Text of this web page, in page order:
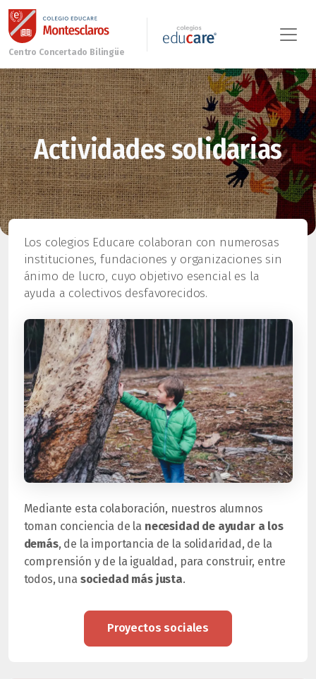
Actividades solidarias
Los colegios Educare colaboran con numerosas
instituciones, fundaciones y organizaciones sin
ánimo de lucro, cuyo objetivo esencial es la
ayuda a colectivos desfavorecidos.
Mediante esta colaboración, nuestros alumnos
toman conciencia de la necesidad de ayudar a los
demás, de la importancia de la solidaridad, de la
comprensión y de la igualdad, para construir, entre
todos, una sociedad más justa.
Proyectos sociales